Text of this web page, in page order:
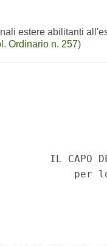
estere abilitanti
Ordinario n. 257)